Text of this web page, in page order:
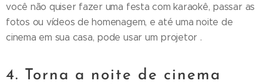
você não quiser fazer uma festa com karaokê, passar as
fotos ou vídeos de homenagem, e até uma noite de
cinema em sua casa, pode usar um projetor .
4. Torna a noite de cinema